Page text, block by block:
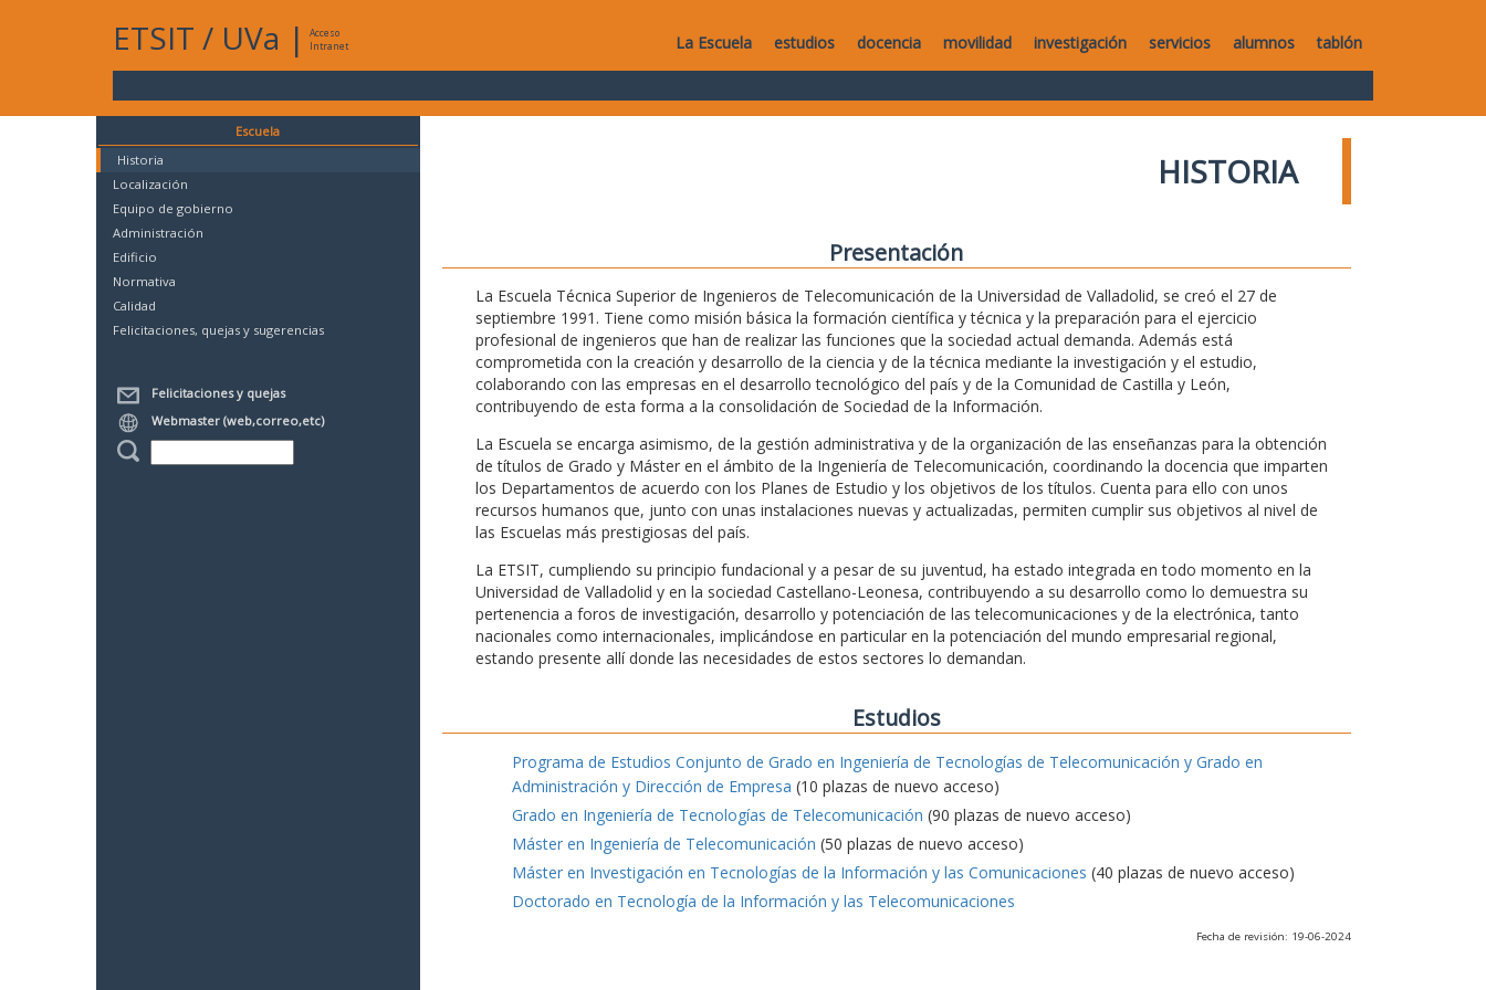
ETSIT / UVa |
Acceso
Intranet
La Escuela estudios docencia movilidad investigación servicios alumnos tablón
Escuela
Historia
Localización
Equipo de gobierno
Administración
Edificio
Normativa
Calidad
Felicitaciones, quejas y sugerencias
Felicitaciones y quejas
Webmaster (web,correo,etc)
HISTORIA
Presentación
La Escuela Técnica Superior de Ingenieros de Telecomunicación de la Universidad de Valladolid, se creó el 27 de
septiembre 1991. Tiene como misión básica la formación científica y técnica y la preparación para el ejercicio
profesional de ingenieros que han de realizar las funciones que la sociedad actual demanda. Además está
comprometida con la creación y desarrollo de la ciencia y de la técnica mediante la investigación y el estudio,
colaborando con las empresas en el desarrollo tecnológico del país y de la Comunidad de Castilla y León,
contribuyendo de esta forma a la consolidación de Sociedad de la Información.
La Escuela se encarga asimismo, de la gestión administrativa y de la organización de las enseñanzas para la obtención
de títulos de Grado y Máster en el ámbito de la Ingeniería de Telecomunicación, coordinando la docencia que imparten
los Departamentos de acuerdo con los Planes de Estudio y los objetivos de los títulos. Cuenta para ello con unos
recursos humanos que, junto con unas instalaciones nuevas y actualizadas, permiten cumplir sus objetivos al nivel de
las Escuelas más prestigiosas del país.
La ETSIT, cumpliendo su principio fundacional y a pesar de su juventud, ha estado integrada en todo momento en la
Universidad de Valladolid y en la sociedad Castellano-Leonesa, contribuyendo a su desarrollo como lo demuestra su
pertenencia a foros de investigación, desarrollo y potenciación de las telecomunicaciones y de la electrónica, tanto
nacionales como internacionales, implicándose en particular en la potenciación del mundo empresarial regional,
estando presente allí donde las necesidades de estos sectores lo demandan.
Estudios
Programa de Estudios Conjunto de Grado en Ingeniería de Tecnologías de Telecomunicación y Grado en
Administración y Dirección de Empresa (10 plazas de nuevo acceso)
Grado en Ingeniería de Tecnologías de Telecomunicación (90 plazas de nuevo acceso)
Máster en Ingeniería de Telecomunicación (50 plazas de nuevo acceso)
Máster en Investigación en Tecnologías de la Información y las Comunicaciones (40 plazas de nuevo acceso)
Doctorado en Tecnología de la Información y las Telecomunicaciones
Fecha de revisión: 19-06-2024